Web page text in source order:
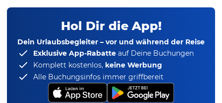
Hol Dir die App!
Dein Urlaubsbegleiter – vor und während der Reise
Exklusive App-Rabatte auf Deine Buchungen
Komplett kostenlos, keine Werbung
Alle Buchungsinfos immer griffbereit